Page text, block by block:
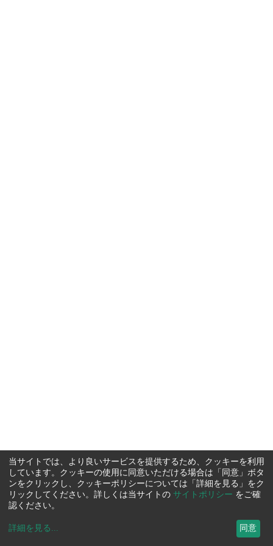
当サイトでは、より良いサービスを提供するため、クッキーを利用
しています。クッキーの使用に同意いただける場合は「同意」ボタ
ンをクリックし、クッキーポリシーについては「詳細を見る」をク
リックしてください。詳しくは当サイトの サイトポリシー をご確
認ください。
詳細を見る ... 同意